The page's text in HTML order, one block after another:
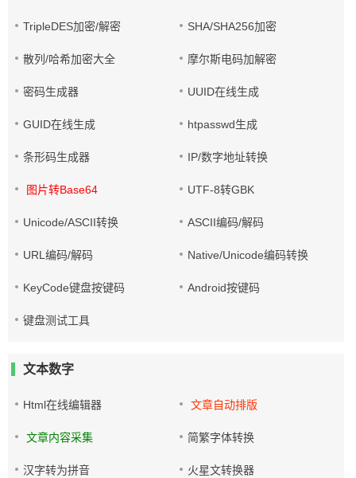
TripleDES加密/解密 SHA/SHA256加密
散列/哈希加密大全 摩尔斯电码加解密
密码生成器 UUID在线生成
GUID在线生成 htpasswd生成
条形码生成器 IP/数字地址转换
图片转Base64 UTF-8转GBK
Unicode/ASCII转换 ASCII编码/解码
URL编码/解码 Native/Unicode编码转换
KeyCode键盘按键码 Android按键码
键盘测试工具
文本数字
Html在线编辑器 文章自动排版
文章内容采集 简繁字体转换
汉字转为拼音 火星文转换器